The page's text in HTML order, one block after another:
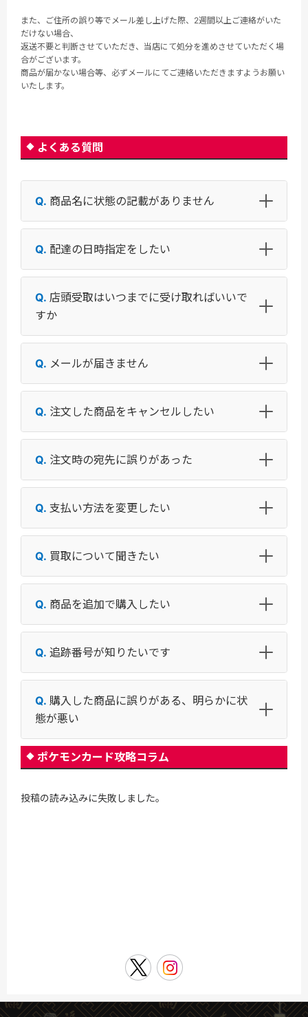
また、ご住所の誤り等でメール差し上げた際、2週間以上ご連絡がいた
だけない場合、
返送不要と判断させていただき、当店にて処分を進めさせていただく場
合がございます。
商品が届かない場合等、必ずメールにてご連絡いただきますようお願い
いたします。
よくある質問
商品名に状態の記載がありません
配達の日時指定をしたい
店頭受取はいつまでに受け取ればいいで
すか
メールが届きません
注文した商品をキャンセルしたい
注文時の宛先に誤りがあった
支払い方法を変更したい
買取について聞きたい
商品を追加で購入したい
追跡番号が知りたいです
購入した商品に誤りがある、明らかに状
態が悪い
ポケモンカード攻略コラム
投稿の読み込みに失敗しました。